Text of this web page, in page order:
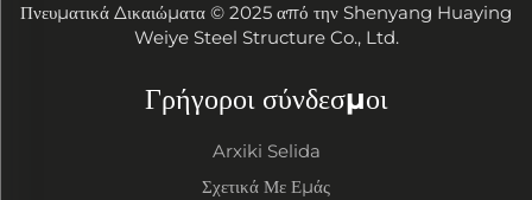
Πνευματικά Δικαιώματα © 2025 από την Shenyang Huaying
Weiye Steel Structure Co., Ltd.
Γρήγοροι σύνδεσμοι
Arxiki Selida
Σχετικά Με Εμάς